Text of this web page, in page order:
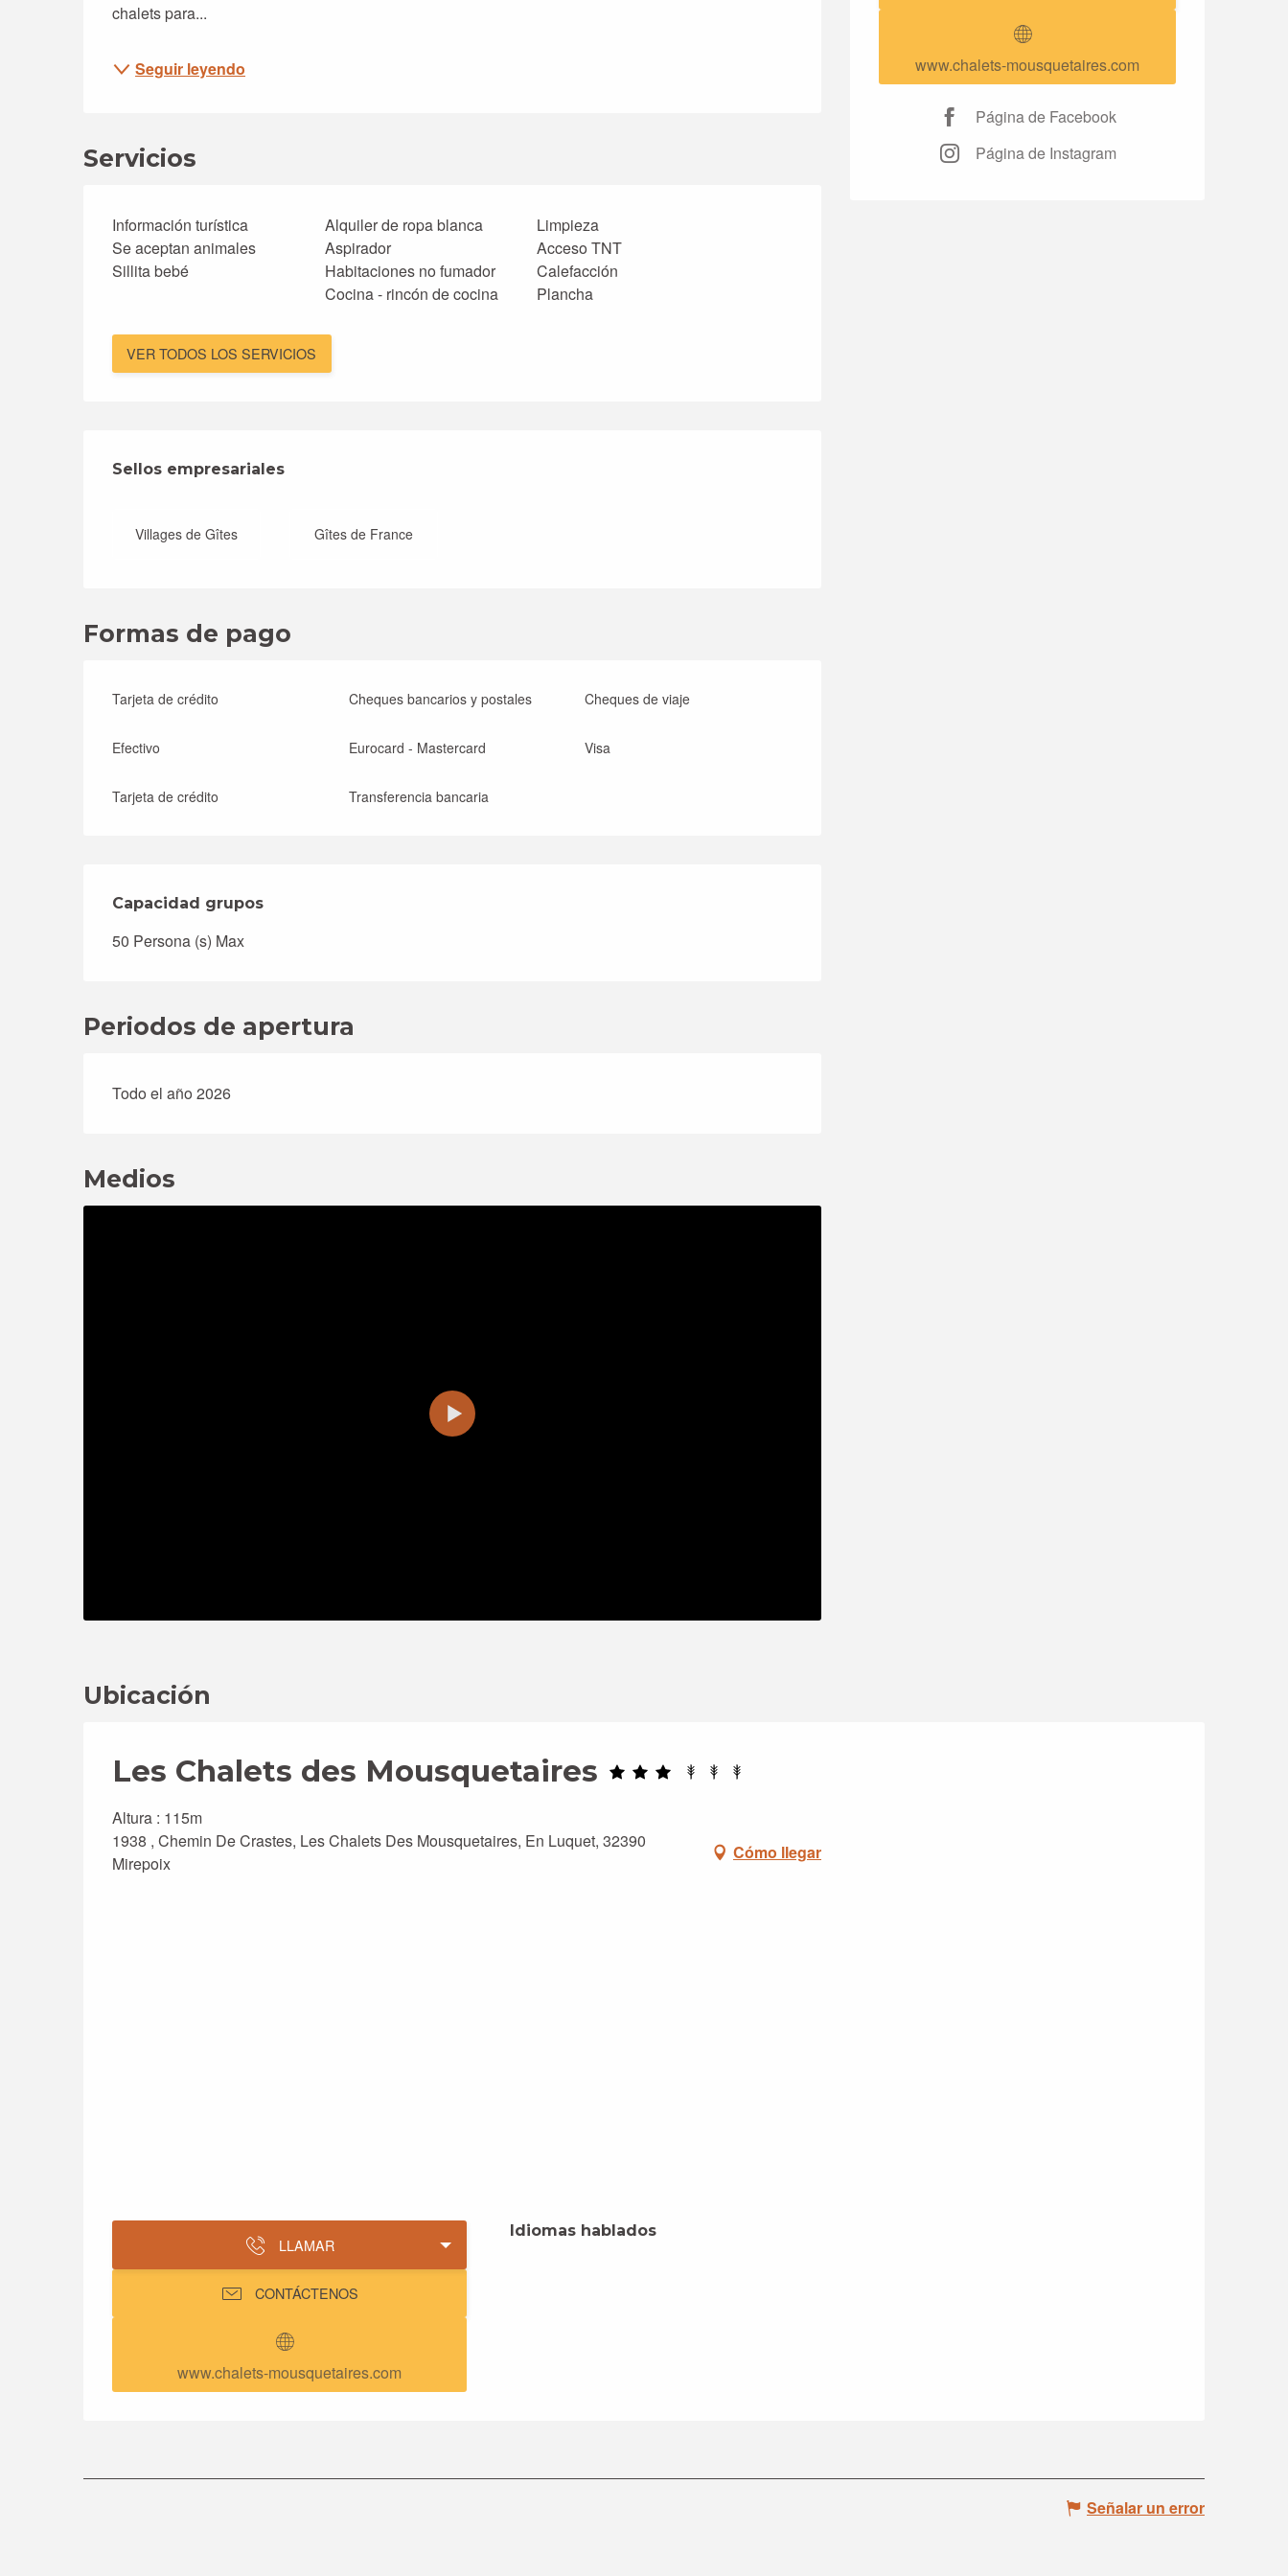
www.chalets-mousquetaires.com
Página de Facebook
Página de Instagram
chalets para...
Seguir leyendo
Servicios
Información turística Alquiler de ropa blanca
Limpieza
Se aceptan animales
Aspirador
Acceso TNT
Sillita bebé
Habitaciones no fumador
Calefacción
Cocina - rincón de cocina
Plancha
VER TODOS LOS SERVICIOS
Oferta de prestaciones
Sellos empresariales
Sellos empresariales
Villages de Gîtes Gîtes de France
Formas de pago
Tarjeta de crédito Cheques bancarios y postales Cheques de viaje
Efectivo Eurocard - Mastercard Visa
Tarjeta de crédito Transferencia bancaria
Capacidad grupos
Capacidad grupos
50 Persona (s) Max
Periodos de apertura
Todo el año 2026
Medios
Ubicación
Les Chalets des Mousquetaires
Altura : 115m
1938 , Chemin De Crastes, Les Chalets Des Mousquetaires, En Luquet, 32390
Mirepoix
Cómo llegar
LLAMAR
CONTÁCTENOS
www.chalets-mousquetaires.com
Idiomas hablados
Idiomas hablados
Señalar un error